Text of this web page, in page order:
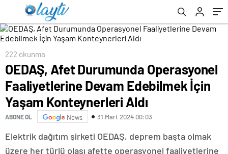
Konteynerleri Aldı
222 okunma
OEDAŞ, Afet Durumunda Operasyonel
Faaliyetlerine Devam Edebilmek İçin
Yaşam Konteynerleri Aldı
ABONE OL News 31 Mart 2024 00:03
Elektrik dağıtım şirketi OEDAŞ, deprem başta olmak
üzere her türlü olası afette operasyonel faaliyetlerine